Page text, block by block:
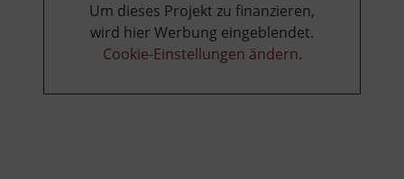
Um dieses Projekt zu finanzieren,
wird hier Werbung eingeblendet.
Cookie-Einstellungen ändern.